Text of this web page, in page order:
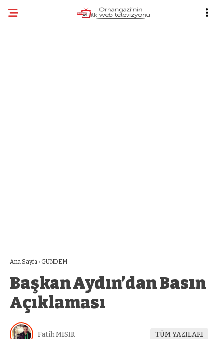
Ana Sayfa › GÜNDEM
Başkan Aydın’dan Basın
Açıklaması
Fatih MISIR TÜM YAZILARI